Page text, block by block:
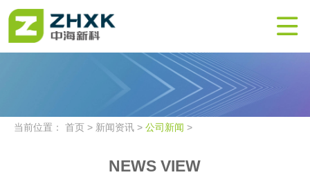

当前位置： 首页> 新闻资讯> 公司新闻 >
NEWS VIEW